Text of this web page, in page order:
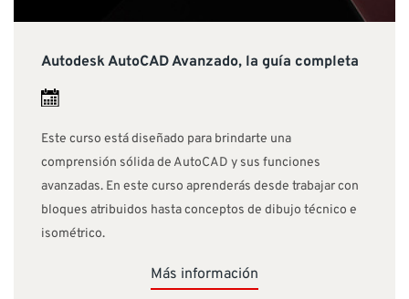
Autodesk AutoCAD Avanzado, la guía completa
Este curso está diseñado para brindarte una
comprensión sólida de AutoCAD y sus funciones
avanzadas. En este curso aprenderás desde trabajar con
bloques atribuidos hasta conceptos de dibujo técnico e
isométrico.
Más información